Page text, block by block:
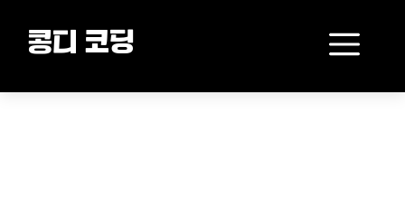
content콩디 코딩